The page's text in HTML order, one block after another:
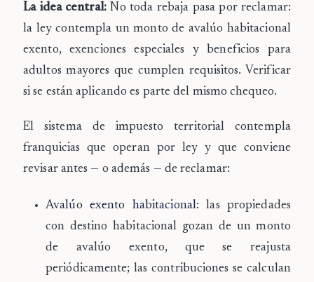
La idea central: No toda rebaja pasa por reclamar:
la ley contempla un monto de avalúo habitacional
exento, exenciones especiales y beneficios para
adultos mayores que cumplen requisitos. Verificar
si se están aplicando es parte del mismo chequeo.
El sistema de impuesto territorial contempla
franquicias que operan por ley y que conviene
revisar antes — o además — de reclamar:
Avalúo exento habitacional: las propiedades
con destino habitacional gozan de un monto
de avalúo exento, que se reajusta
periódicamente; las contribuciones se calculan